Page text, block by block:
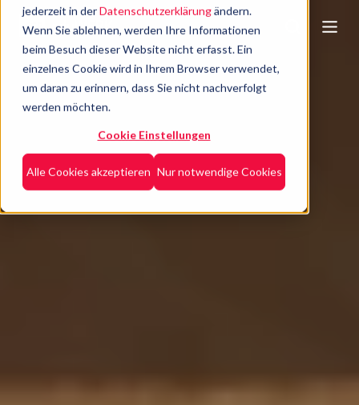
jederzeit in derDatenschutzerklärungändern.
Wenn Sie ablehnen, werden Ihre Informationen
beim Besuch dieser Website nicht erfasst. Ein
einzelnes Cookie wird in Ihrem Browser verwendet,
um daran zu erinnern, dass Sie nicht nachverfolgt
werden möchten.
Cookie Einstellungen
Alle Cookies akzeptieren Nur notwendige Cookies